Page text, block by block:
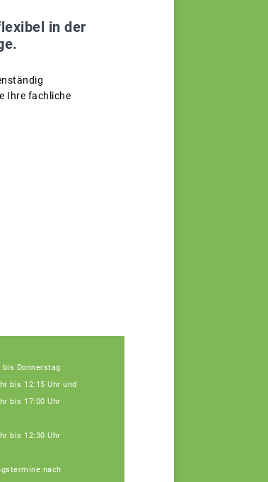
in der
Ihre fachliche
bis Donnerstag
bis 12:15 Uhr und
bis 17:00 Uhr
bis 12:30 Uhr
nach